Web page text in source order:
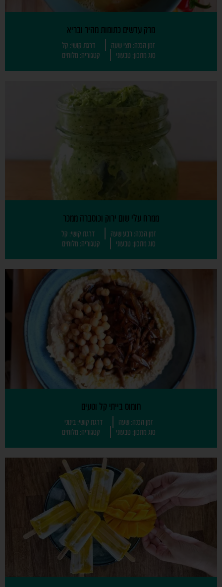
מרק עדשים כתומות מהיר ובריא
זמן הכנה: חצי שעה
דרגת קושי: קל
סוג מתכון: טבעוני
קטגוריה: מלוחים
ממרח עלי שום ירוק וכוסברה ממכר
זמן הכנה: רבע שעה
דרגת קושי: קל
סוג מתכון: טבעוני
קטגוריה: מלוחים
חומוס בייתי קל וטעים
זמן הכנה: שעה
דרגת קושי: בינוני
סוג מתכון: טבעוני
קטגוריה: מלוחים